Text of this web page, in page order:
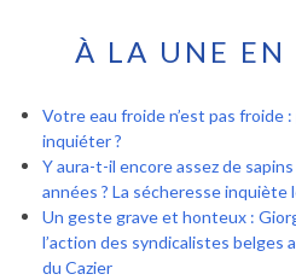
À LA UNE EN
Votre eau froide n’est pas froide
inquiéter ?
Y aura-t-il encore assez de
années ? La sécheresse inquiète
Un geste grave et honteux :
l’action des syndicalistes belges
du Cazier